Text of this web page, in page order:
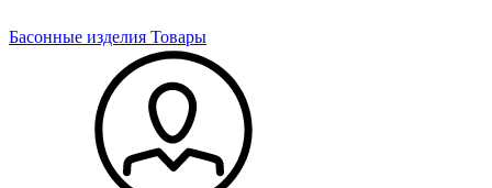
Басонные изделия Товары